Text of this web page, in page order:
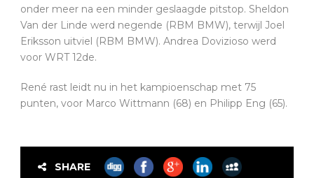
onder meer na een minder geslaagde pitstop. Sheldon
Van der Linde werd negende (RBM BMW), terwijl Joel
Eriksson uitviel (RBM BMW). Andrea Dovizioso werd
voor WRT 12de.
René rast leidt nu in het kampioenschap met 75
punten, voor Marco Wittmann (68) en Philipp Eng (65).
SHARE